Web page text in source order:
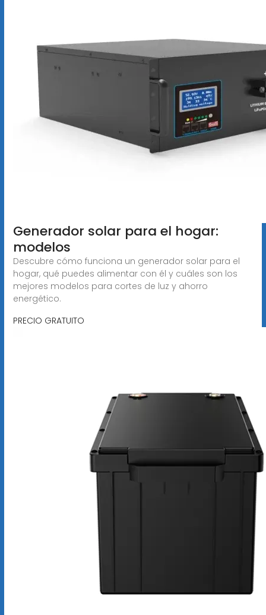
Generador solar para el hogar:
modelos
Descubre cómo funciona un generador solar para el
hogar, qué puedes alimentar con él y cuáles son los
mejores modelos para cortes de luz y ahorro
energético.
PRECIO GRATUITO